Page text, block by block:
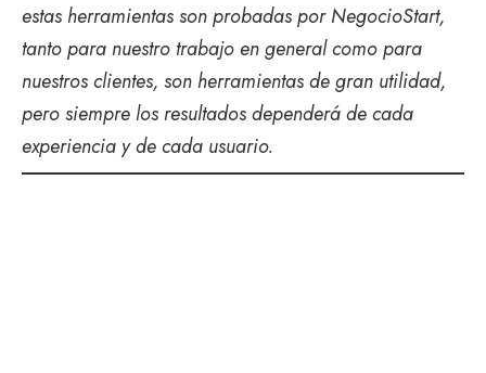
estas herramientas son probadas por NegocioStart,
tanto para nuestro trabajo en general como para
nuestros clientes, son herramientas de gran utilidad,
pero siempre los resultados dependerá de cada
experiencia y de cada usuario.